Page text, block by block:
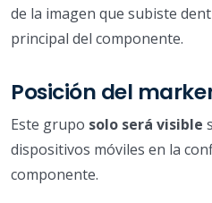
de la imagen que subiste
principal del componente.
Posición del
Este grupo solo será visible
dispositivos móviles en la
componente.